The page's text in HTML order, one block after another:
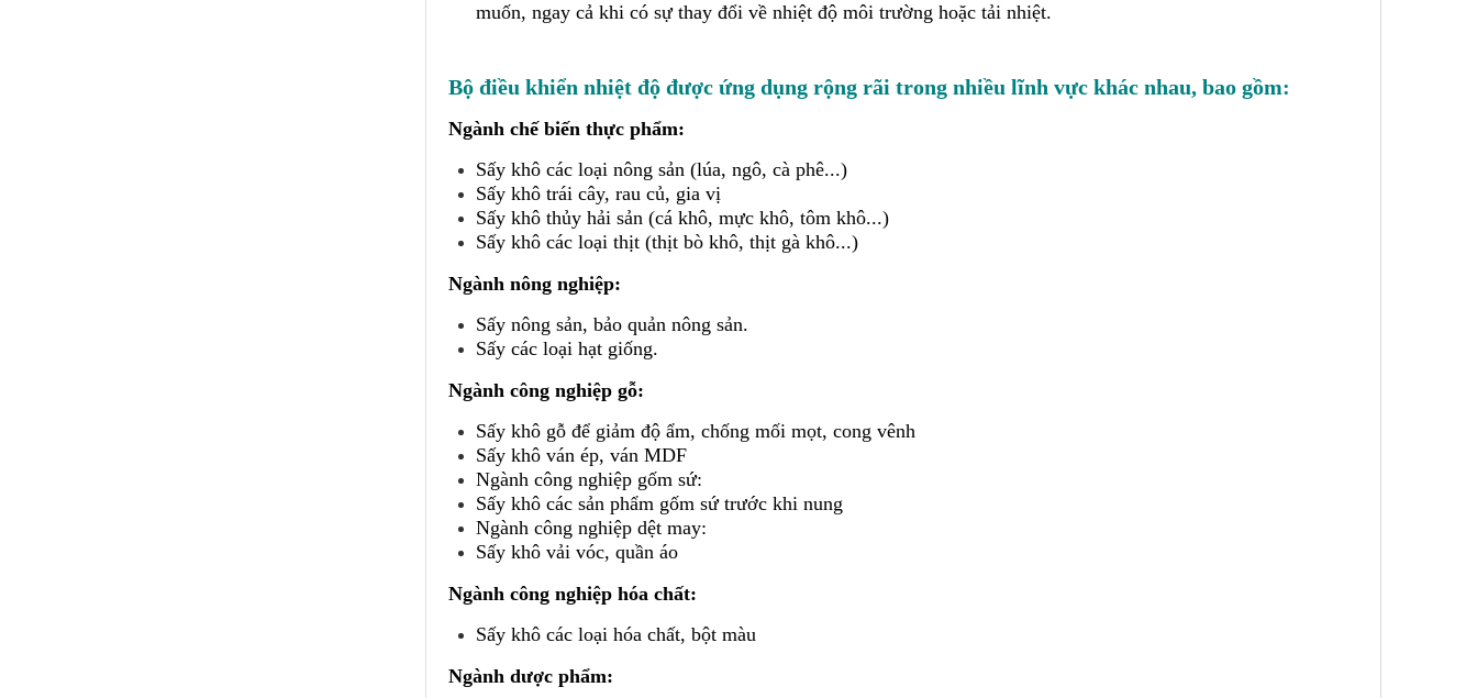
muốn, ngay cả khi có sự thay đổi về nhiệt độ môi trường hoặc tải nhiệt.
Bộ điều khiển nhiệt độ được ứng dụng rộng rãi trong nhiều lĩnh vực khác nhau, bao gồm:
Ngành chế biến thực phẩm:
Sấy khô các loại nông sản (lúa, ngô, cà phê...)
Sấy khô trái cây, rau củ, gia vị
Sấy khô thủy hải sản (cá khô, mực khô, tôm khô...)
Sấy khô các loại thịt (thịt bò khô, thịt gà khô...)
Ngành nông nghiệp:
Sấy nông sản, bảo quản nông sản.
Sấy các loại hạt giống.
Ngành công nghiệp gỗ:
Sấy khô gỗ để giảm độ ẩm, chống mối mọt, cong vênh
Sấy khô ván ép, ván MDF
Ngành công nghiệp gốm sứ:
Sấy khô các sản phẩm gốm sứ trước khi nung
Ngành công nghiệp dệt may:
Sấy khô vải vóc, quần áo
Ngành công nghiệp hóa chất:
Sấy khô các loại hóa chất, bột màu
Ngành dược phẩm: